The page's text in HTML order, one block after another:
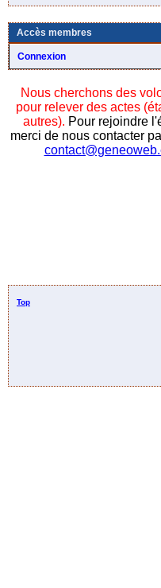
Accès membres
Connexion
Nous cherchons des
pour relever des actes
autres). Pour rejoindre
merci de nous contacter
Top